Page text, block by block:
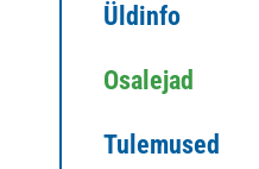
Üldinfo
Osalejad
Tulemused